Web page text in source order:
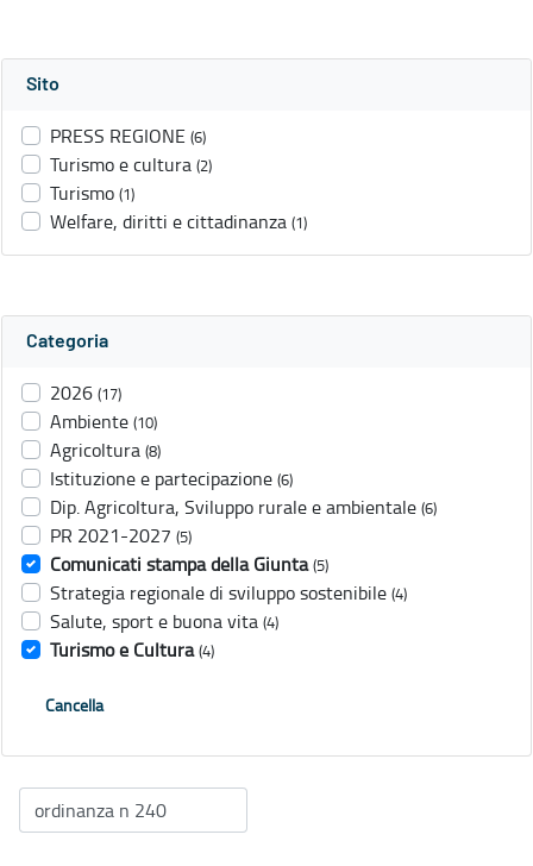
Sito
PRESS REGIONE (6)
Turismo e cultura (2)
Turismo (1)
Welfare, diritti e cittadinanza (1)
Categoria
2026 (17)
Ambiente (10)
Agricoltura (8)
Istituzione e partecipazione (6)
Dip. Agricoltura, Sviluppo rurale e ambientale (6)
PR 2021-2027 (5)
Comunicati stampa della Giunta (5)
Strategia regionale di sviluppo sostenibile (4)
Salute, sport e buona vita (4)
Turismo e Cultura (4)
Cancella